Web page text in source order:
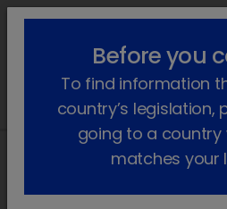
Notícias
Morada local na Ibéria
Before you
To find information
country’s legislation,
going to a
matches your